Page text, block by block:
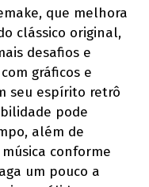
que melhora
clássico original,
desafios e
gráficos e
seu espírito retrô
pode
além de
conforme
um pouco a